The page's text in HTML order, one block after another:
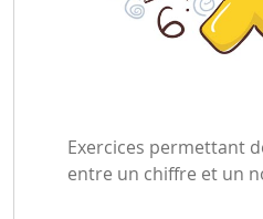
Exercices permettant
entre un chiffre et un